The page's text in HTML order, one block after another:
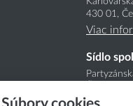
430 01,
Viac
Sídlo
Viac